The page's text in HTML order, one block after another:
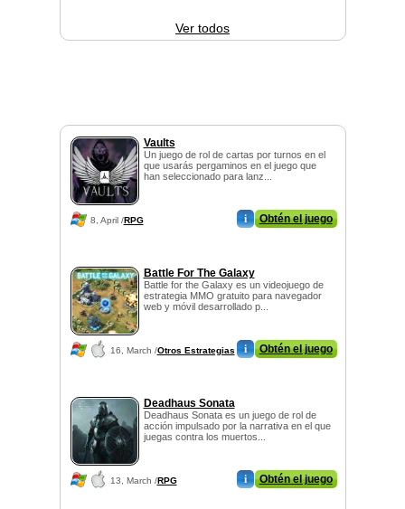
Ver todos
Vaults
Un juego de rol de cartas por turnos en el
que usarás pergaminos en el juego que
han seleccionado para lanz...
8, April /RPG i Obtén el juego
Battle For The Galaxy
Battle for the Galaxy es un videojuego de
estrategia MMO gratuito para navegador
web y móvil desarrollado p...
16, March /Otros Estrategias i Obtén el juego
Deadhaus Sonata
Deadhaus Sonata es un juego de rol de
acción impulsado por la narrativa en el que
juegas contra los muertos...
13, March /RPG i Obtén el juego